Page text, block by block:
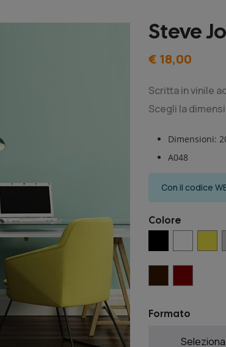
Steve
€ 18,00
Scritta in vinile
Scegli la
Dimensioni:
A048
Con il codice
Colore
Formato